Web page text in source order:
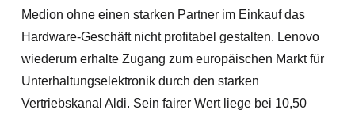
Medion ohne einen starken Partner im Einkauf das
Hardware-Geschäft nicht profitabel gestalten. Lenovo
wiederum erhalte Zugang zum europäischen Markt für
Unterhaltungselektronik durch den starken
Vertriebskanal Aldi. Sein fairer Wert liege bei 10,50